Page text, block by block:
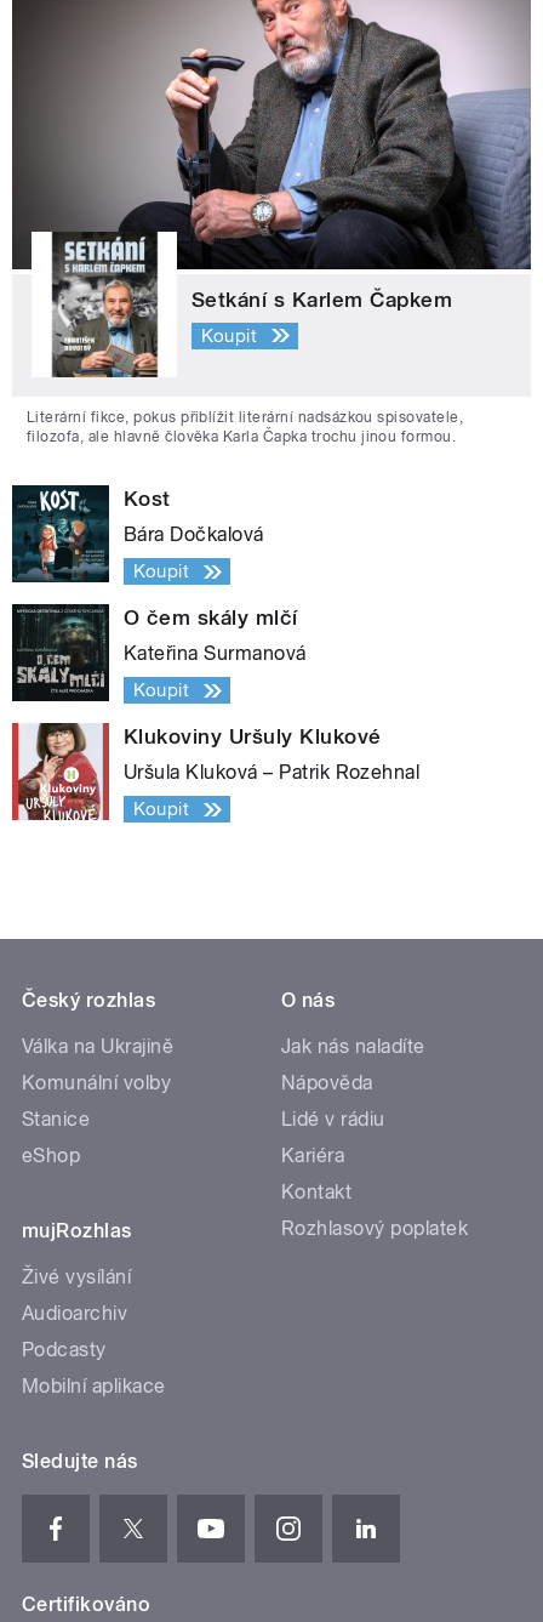
Setkání s Karlem Čapkem
Koupit
Literární fikce, pokus přiblížit literární nadsázkou spisovatele,
filozofa, ale hlavně člověka Karla Čapka trochu jinou formou.
Kost
Bára Dočkalová
Koupit
O čem skály mlčí
Kateřina Surmanová
Koupit
Klukoviny Uršuly Klukové
Uršula Kluková – Patrik Rozehnal
Koupit
Český rozhlas
Válka na Ukrajině
Komunální volby
Stanice
eShop
mujRozhlas
Živé vysílání
Audioarchiv
Podcasty
Mobilní aplikace
O nás
Jak nás naladíte
Nápověda
Lidé v rádiu
Kariéra
Kontakt
Rozhlasový poplatek
Sledujte nás
Certifikováno